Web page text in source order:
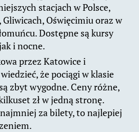
stacjach w Polsce,
Oświęcimiu oraz w
Dostępne są kursy
i nocne.
przez Katowice i
że pociągi w klasie
zbyt wygodne. Ceny różne,
zł w jedną stronę.
najmniej za bilety, to najlepiej